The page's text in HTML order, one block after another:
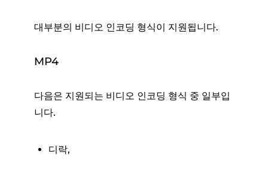
대부분의 비디오 인코딩 형식이 지원됩니다.
MP4
다음은 지원되는 비디오 인코딩 형식 중 일부입
니다.
디락,